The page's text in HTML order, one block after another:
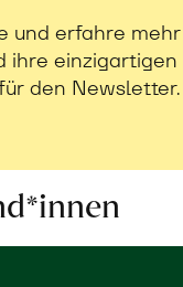
und erfahre mehr
ihre einzigartigen
den Newsletter.